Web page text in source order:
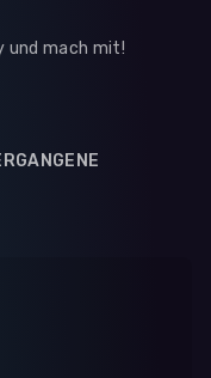
und mach mit!